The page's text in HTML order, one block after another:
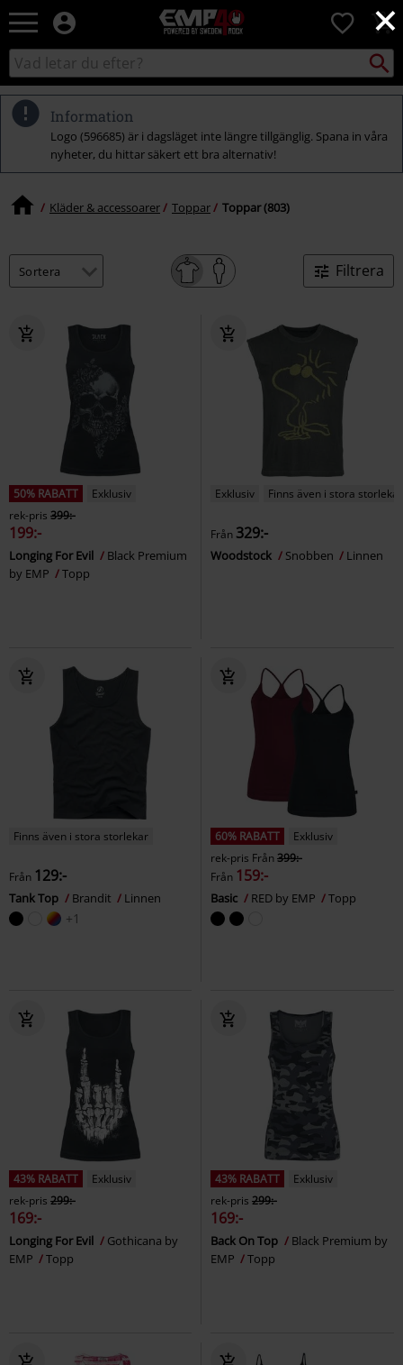
×
EMP
-
Musik,
TV
-
Alternativt
0
Sök
i
katalogen
Sök
Information
Logo (596685) är i dagsläget inte längre tillgänglig. Spana in våra
nyheter, du hittar säkert ett bra alternativ!
Kläder & accessoarer Toppar Toppar (803)
Filtrera
50% RABATT
Exklusiv
rek-pris 399:-
199:-
Longing For Evil
Black Premium
by EMP
Topp
Exklusiv Finns även i stora storlekar
Från 329:-
Woodstock Snobben Linnen
Finns även i stora storlekar
Från 129:-
Tank Top Brandit Linnen
+1
60% RABATT
Exklusiv
rek-pris Från399:-
Från 159:-
Basic RED by EMP Topp
43% RABATT
Exklusiv
rek-pris 299:-
169:-
Longing For Evil
Gothicana by
EMP
Topp
43% RABATT
Exklusiv
rek-pris 299:-
169:-
Back On Top
Black Premium by
EMP
Topp